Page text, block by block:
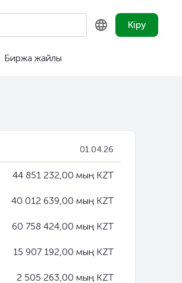
Кіру
Биржа жайлы
01.04.26
44 851 232,00 мың KZT
40 012 639,00 мың KZT
60 758 424,00 мың KZT
15 907 192,00 мың KZT
2 505 263,00 мың KZT